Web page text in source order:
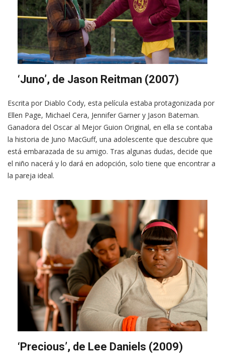
‘Juno’, de Jason Reitman (2007)
Escrita por Diablo Cody, esta película estaba protagonizada por
Ellen Page, Michael Cera, Jennifer Garner y Jason Bateman.
Ganadora del Oscar al Mejor Guion Original, en ella se contaba
la historia de Juno MacGuff, una adolescente que descubre que
está embarazada de su amigo. Tras algunas dudas, decide que
el niño nacerá y lo dará en adopción, solo tiene que encontrar a
la pareja ideal.
‘Precious’, de Lee Daniels (2009)